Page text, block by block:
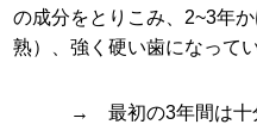
の成分をとりこみ、2~3年
熟）、強く硬い歯になって
→ 最初の3年間は十